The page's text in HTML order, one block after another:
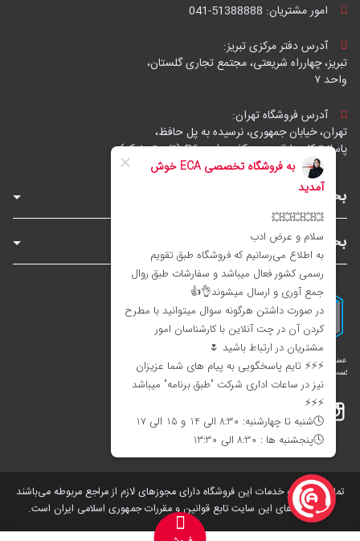
امور مشتریان: 041-51388888
آدرس دفتر مرکزی تبریز:
تبریز، چهارراه شریعتی، مجتمع تجاری گلستان،
واحد ۷
آدرس فروشگاه تهران:
تهران، خیابان جمهوری، نرسیده به پل حافظ،
پاساژ توکل، طبقه زیرهمکف، واحد B6 (تاپ ترونیک)
بخش‌های فروشگاه
بخش‌های سایت
اینستاگرام
تمامی کالاها و خدمات این فروشگاه دارای مجوز‌های لازم از مراجع مربوطه می‌باشند
و فعالیت های این سایت تابع قوانین و مقررات جمهوری اسلامی ایران است.